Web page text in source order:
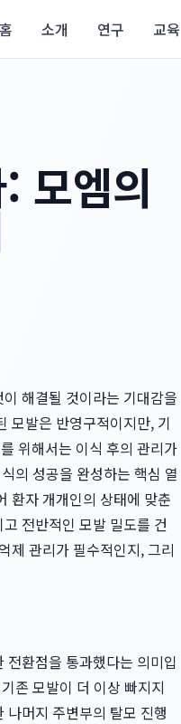
홈 소개 연구 교육
모엠의
해결될 것이라는 기대감을
모발은 반영구적이지만, 기
위해서는 이식 후의 관리가
의 성공을 완성하는 핵심 열
환자 개개인의 상태에 맞춘
전반적인 모발 밀도를 건
제 관리가 필수적인지, 그리
환점을 통과했다는 의미입
존 모발이 더 이상 빠지지
머지 주변부의 탈모 진행